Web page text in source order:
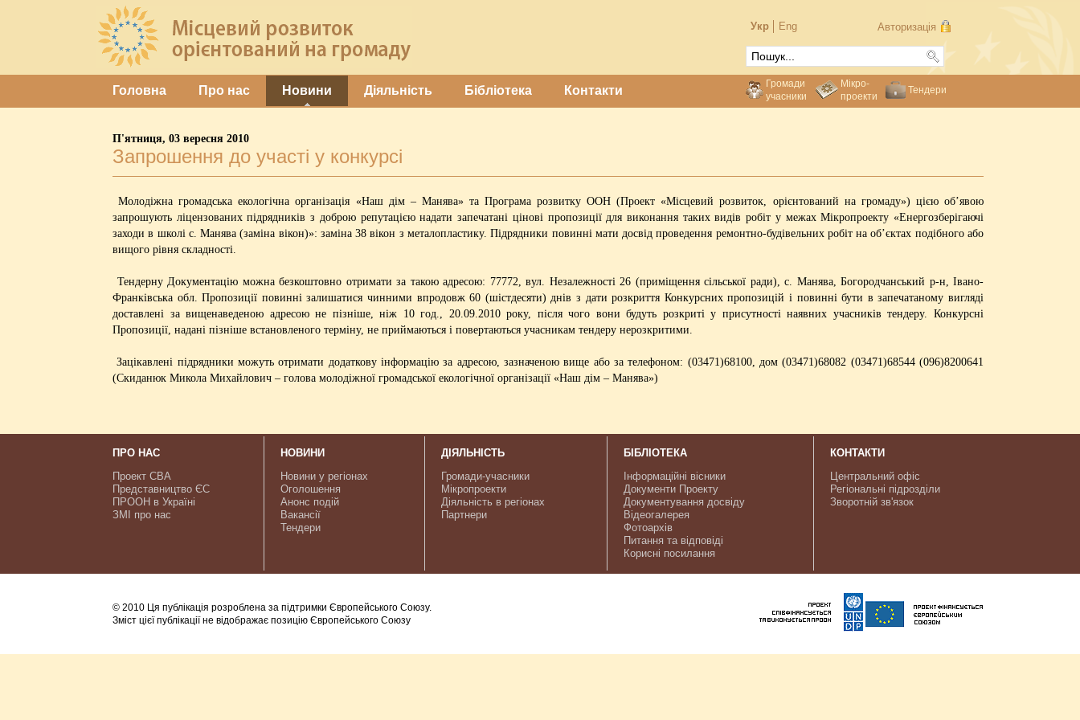
Укр Eng Авторизація
Головна Про нас Новини Діяльність Бібліотека Контакти
Громади
учасники
Мікро-
проекти
Тендери
П'ятниця, 03 вересня 2010
Запрошення до участі у конкурсі
Молодіжна громадська екологічна організація «Наш дім – Манява» та Програма розвитку ООН (Проект «Місцевий розвиток, орієнтований на громаду») цією об’явою
запрошують ліцензованих підрядників з доброю репутацією надати запечатані цінові пропозиції для виконання таких видів робіт у межах Мікропроекту «Енергозберігаючі
заходи в школі с. Манява (заміна вікон)»: заміна 38 вікон з металопластику. Підрядники повинні мати досвід проведення ремонтно-будівельних робіт на об’єктах подібного або
вищого рівня складності.
Тендерну Документацію можна безкоштовно отримати за такою адресою: 77772, вул. Незалежності 26 (приміщення сільської ради), с. Манява, Богородчанський р-н, Івано-
Франківська обл. Пропозиції повинні залишатися чинними впродовж 60 (шістдесяти) днів з дати розкриття Конкурсних пропозицій і повинні бути в запечатаному вигляді
доставлені за вищенаведеною адресою не пізніше, ніж 10 год., 20.09.2010 року, після чого вони будуть розкриті у присутності наявних учасників тендеру. Конкурсні
Пропозиції, надані пізніше встановленого терміну, не приймаються і повертаються учасникам тендеру нерозкритими.
Зацікавлені підрядники можуть отримати додаткову інформацію за адресою, зазначеною вище або за телефоном: (03471)68100, дом (03471)68082 (03471)68544 (096)8200641
(Скиданюк Микола Михайлович – голова молодіжної громадської екологічної організації «Наш дім – Манява»)
ПРО НАС
Проект CBA
Представництво ЄС
ПРООН в Україні
ЗМІ про нас
НОВИНИ
Новини у регіонах
Оголошення
Анонс подій
Вакансії
Тендери
ДІЯЛЬНІСТЬ
Громади-учасники
Мікропроекти
Діяльність в регіонах
Партнери
БІБЛІОТЕКА
Інформаційні вісники
Документи Проекту
Документування досвіду
Відеогалерея
Фотоархів
Питання та відповіді
Корисні посилання
КОНТАКТИ
Центральний офіс
Регіональні підрозділи
Зворотній зв'язок
© 2010 Ця публікація розроблена за підтримки Європейського Союзу.
Зміст цієї публікації не відображає позицію Європейського Союзу